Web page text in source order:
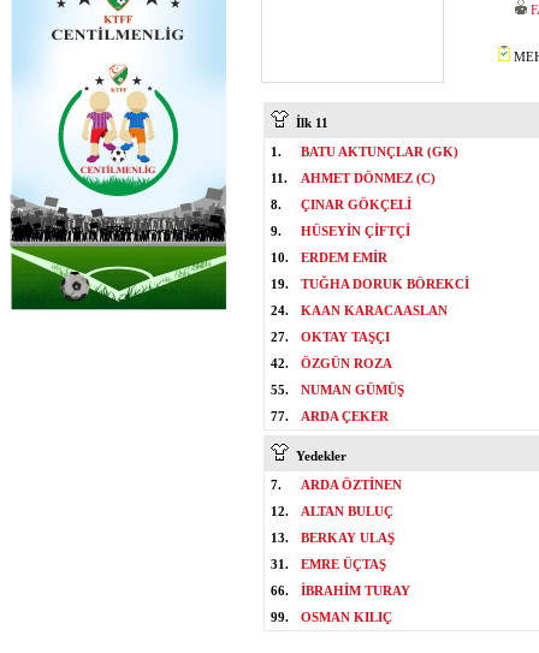
İlk 11
1.
BATU AKTUNÇLAR (GK)
11.
AHMET DÖNMEZ (C)
8.
ÇINAR GÖKÇELİ
9.
HÜSEYİN ÇİFTÇİ
10.
ERDEM EMİR
19.
TUĞHA DORUK BÖREKCİ
24.
KAAN KARACAASLAN
27.
OKTAY TAŞÇI
42.
ÖZGÜN ROZA
55.
NUMAN GÜMÜŞ
77.
ARDA ÇEKER
Yedekler
7.
ARDA ÖZTİNEN
12.
ALTAN BULUÇ
13.
BERKAY ULAŞ
31.
EMRE ÜÇTAŞ
66.
İBRAHİM TURAY
99.
OSMAN KILIÇ